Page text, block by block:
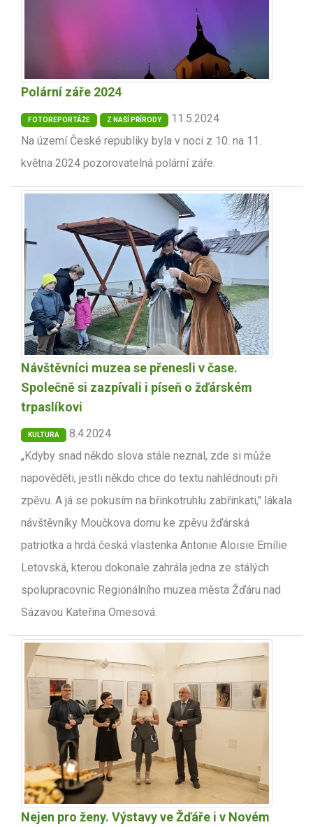
Polární záře 2024
FOTOREPORTÁŽE Z NAŠÍ PŘÍRODY
11.5.2024
Na území České republiky byla v noci z 10. na 11.
května 2024 pozorovatelná polární záře.
Návštěvníci muzea se přenesli v čase.
Společně si zazpívali i píseň o žďárském
trpaslíkovi
KULTURA
8.4.2024
„Kdyby snad někdo slova stále neznal, zde si může
napověděti, jestli někdo chce do textu nahlédnouti při
zpěvu. A já se pokusím na břinkotruhlu zabřinkati," lákala
návštěvníky Moučkova domu ke zpěvu žďárská
patriotka a hrdá česká vlastenka Antonie Aloisie Emílie
Letovská, kterou dokonale zahrála jedna ze stálých
spolupracovnic Regionálního muzea města Žďáru nad
Sázavou Kateřina Omesová.
Nejen pro ženy. Výstavy ve Žďáře i v Novém